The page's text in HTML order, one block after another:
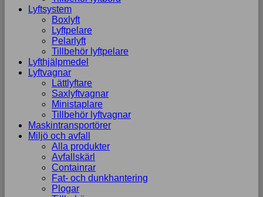
Lyftsystem
Boxlyft
Lyftpelare
Pelarlyft
Tillbehör lyftpelare
Lyfthjälpmedel
Lyftvagnar
Lättlyftare
Saxlyftvagnar
Ministaplare
Tillbehör lyftvagnar
Maskintransportörer
Miljö och avfall
Alla produkter
Avfallskärl
Containrar
Fat- och dunkhantering
Plogar